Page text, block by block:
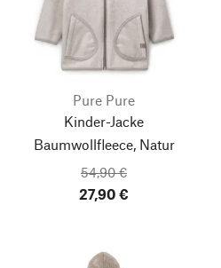
Pure Pure
Kinder-Jacke
Baumwollfleece, Natur
54,90 €
27,90 €